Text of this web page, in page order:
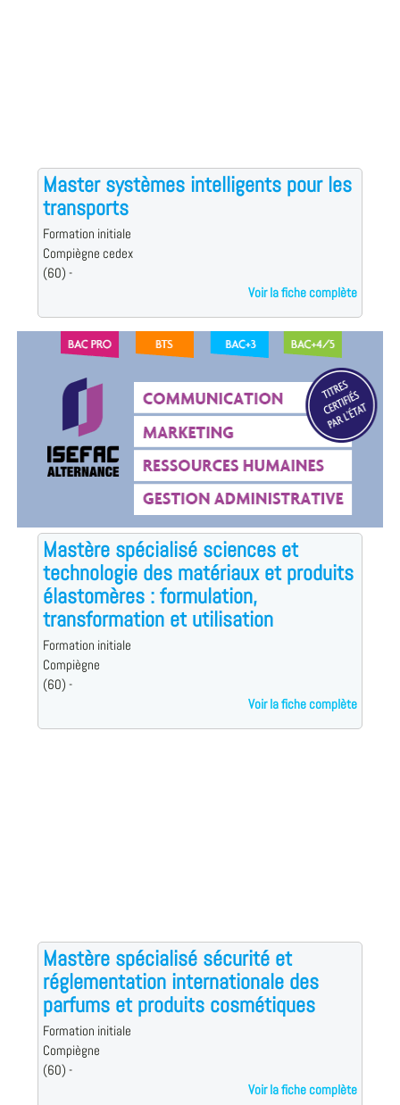
Master systèmes intelligents pour les
transports
Formation initiale
Compiègne cedex
(60) -
Voir la fiche complète
Mastère spécialisé sciences et
technologie des matériaux et produits
élastomères : formulation,
transformation et utilisation
Formation initiale
Compiègne
(60) -
Voir la fiche complète
Mastère spécialisé sécurité et
réglementation internationale des
parfums et produits cosmétiques
Formation initiale
Compiègne
(60) -
Voir la fiche complète